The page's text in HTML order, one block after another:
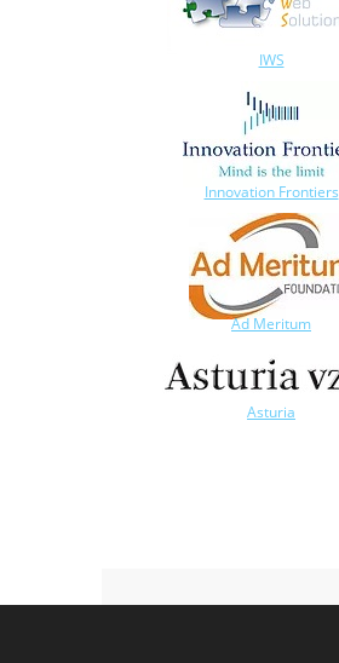
IWS
Innovation Frontiers
Ad Meritum
Asturia